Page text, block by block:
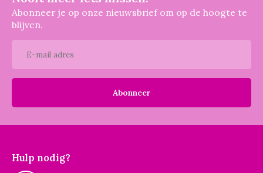
Abonneer je op onze nieuwsbrief om op de hoogte te
blijven.
Abonneer
Hulp nodig?